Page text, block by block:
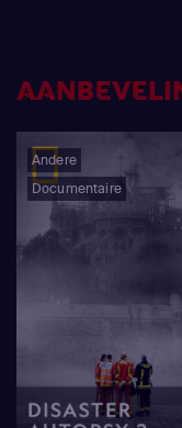
Andere
Documentaire